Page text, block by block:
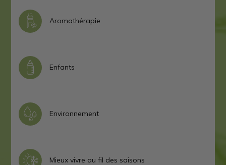
Aromathérapie
Enfants
Environnement
Mieux vivre au fil des saisons